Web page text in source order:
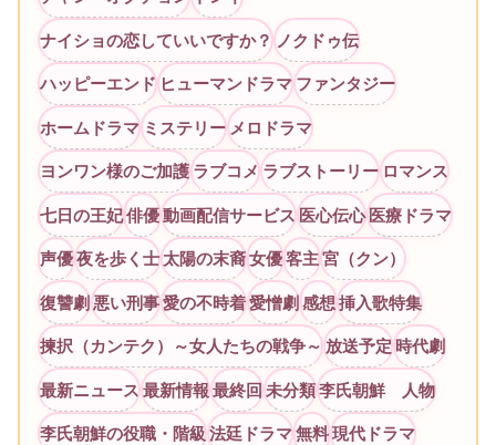
ナイショの恋していいですか？ ノクドゥ伝
ハッピーエンド ヒューマンドラマ ファンタジー
ホームドラマ ミステリー メロドラマ
ヨンワン様のご加護 ラブコメ ラブストーリー ロマンス
七日の王妃 俳優 動画配信サービス 医心伝心 医療ドラマ
声優 夜を歩く士 太陽の末裔 女優 客主 宮（クン）
復讐劇 悪い刑事 愛の不時着 愛憎劇 感想 挿入歌特集
揀択（カンテク）～女人たちの戦争～ 放送予定 時代劇
最新ニュース 最新情報 最終回 未分類 李氏朝鮮 人物
李氏朝鮮の役職・階級 法廷ドラマ 無料 現代ドラマ